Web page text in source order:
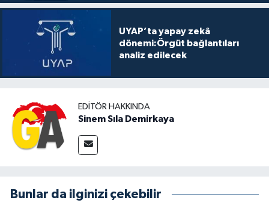
UYAP’ta yapay zekâ
dönemi:Örgüt bağlantıları
analiz edilecek
EDITÖR HAKKINDA
Sinem Sıla Demirkaya
Bunlar da ilginizi çekebilir